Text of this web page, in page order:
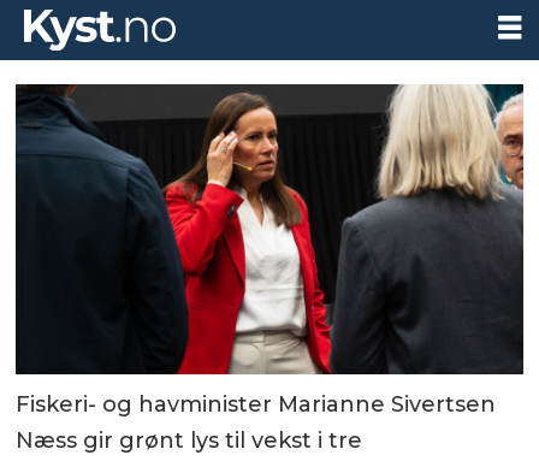
Fiskeri- og havminister Marianne Sivertsen
Næss gir grønt lys til vekst i tre